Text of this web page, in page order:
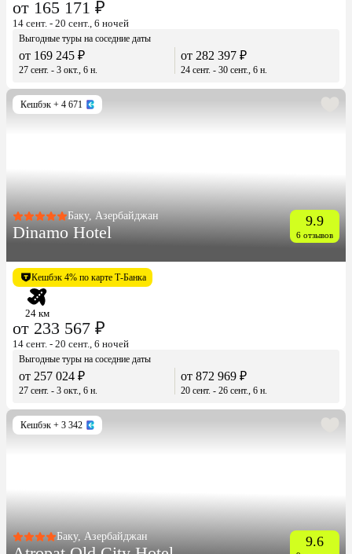
от 165 171 ₽
14 сент. - 20 сент., 6 ночей
Выгодные туры на соседние даты
от 169 245 ₽
27 сент. - 3 окт., 6 н.
от 282 397 ₽
24 сент. - 30 сент., 6 н.
Кешбэк + 4 671
Баку, Азербайджан
Dinamo Hotel
9.9
6 отзывов
Кешбэк 4% по карте Т-Банка
24 км
от 233 567 ₽
14 сент. - 20 сент., 6 ночей
Выгодные туры на соседние даты
от 257 024 ₽
27 сент. - 3 окт., 6 н.
от 872 969 ₽
20 сент. - 26 сент., 6 н.
Кешбэк + 3 342
Баку, Азербайджан 9.6